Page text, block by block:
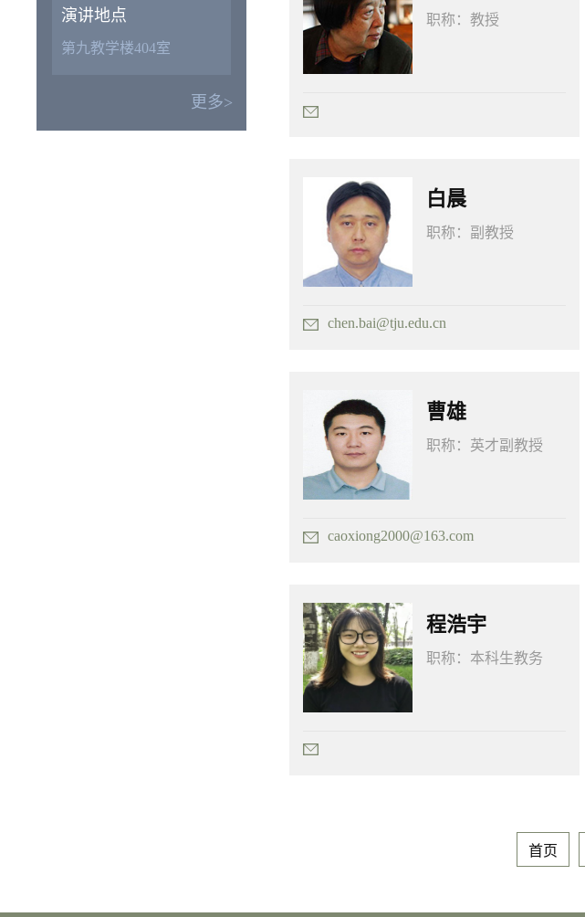
职称： 教授
白晨
职称： 副教授
chen.bai@tju.edu.cn
曹雄
职称： 英才副教授
caoxiong2000@163.com
程浩宇
职称： 本科生教务
首页
演讲地点
第九教学楼404室
更多>